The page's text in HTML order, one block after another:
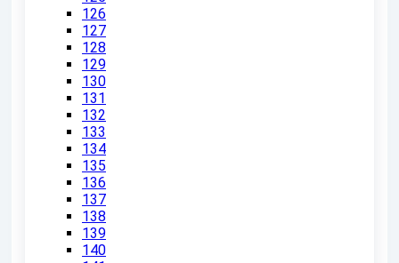
126
127
128
129
130
131
132
133
134
135
136
137
138
139
140